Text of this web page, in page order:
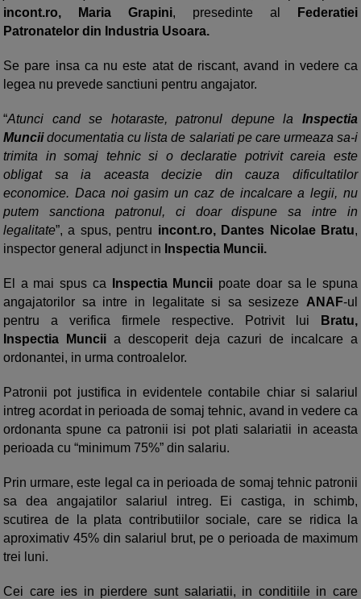
incont.ro, Maria Grapini, presedinte al
Federatiei
Patronatelor din Industria Usoara.
Se pare insa ca nu este atat de riscant, avand in vedere ca
legea nu prevede sanctiuni pentru angajator.
“Atunci cand se hotaraste, patronul depune la Inspectia
Munciidocumentatia cu lista de salariati pe care urmeaza sa-i
trimita in somaj tehnic si o declaratie potrivit careia este
obligat sa ia aceasta decizie din cauza dificultatilor
economice. Daca noi gasim un caz de incalcare a legii, nu
putem sanctiona patronul, ci doar dispune sa intre in
legalitate”, a spus, pentru incont.ro, Dantes Nicolae Bratu,
inspector general adjunct in Inspectia Muncii.
El a mai spus ca Inspectia Muncii poate doar sa le spuna
angajatorilor sa intre in legalitate si sa sesizeze ANAF-ul
pentru a verifica firmele respective. Potrivit lui
Bratu,
Inspectia Muncii a descoperit deja cazuri de incalcare a
ordonantei, in urma controalelor.
Patronii pot justifica in evidentele contabile chiar si salariul
intreg acordat in perioada de somaj tehnic, avand in vedere ca
ordonanta spune ca patronii isi pot plati salariatii in aceasta
perioada cu “minimum 75%” din salariu.
Prin urmare, este legal ca in perioada de somaj tehnic patronii
sa dea angajatilor salariul intreg. Ei castiga, in schimb,
scutirea de la plata contributiilor sociale, care se ridica la
aproximativ 45% din salariul brut, pe o perioada de maximum
trei luni.
Cei care ies in pierdere sunt salariatii, in conditiile in care